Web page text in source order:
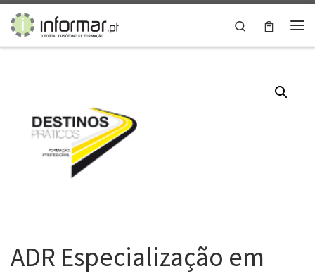
Skip to content
Search
ADR Especialização em